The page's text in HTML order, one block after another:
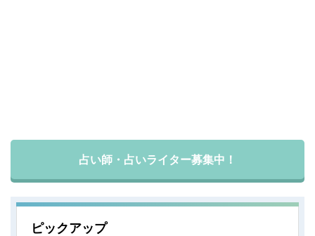
占い師・占いライター募集中！
ピックアップ